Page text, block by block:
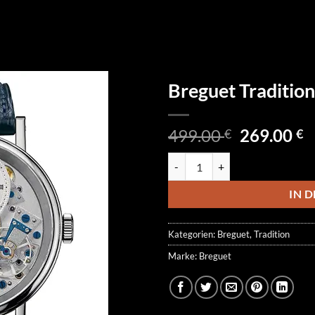
Breguet
499.00€
499.00 €
269.00€
IN
Kategorien: Breguet, Tradition
Marke: Breguet